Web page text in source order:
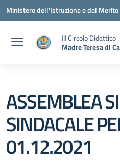
Vai ai contenuti
Vai al menu di navigazione
Vai al footer
Ministero dell'Istruzione e del Merito
III Circolo Didattico
Madre Teresa di
ASSEMBLEA
SINDACALE
01.12.2021